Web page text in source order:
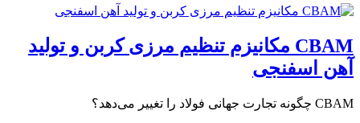
CBAM مکانیزم تنظیم مرزی کربن و تولید
آهن اسفنجی
CBAM چگونه تجارت جهانی فولاد را تغییر می‌دهد؟